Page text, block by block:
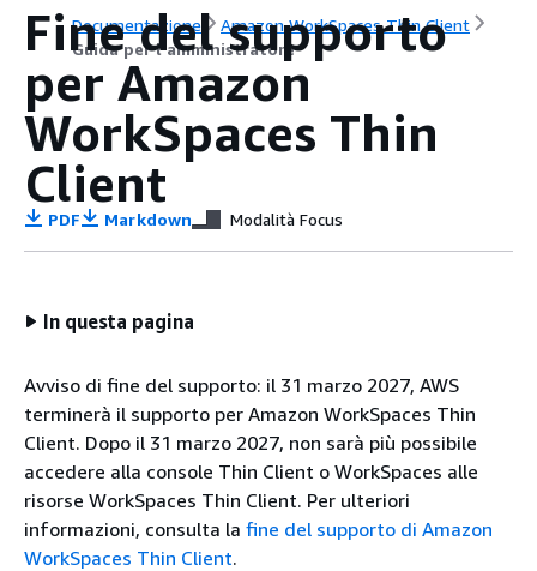
Documentazione
Amazon WorkSpaces Thin Client
Guida per l'amministratore
Fine del supporto
per Amazon
WorkSpaces Thin
Client
PDF Markdown Modalità Focus
In questa pagina
Avviso di fine del supporto: il 31 marzo 2027, AWS
terminerà il supporto per Amazon WorkSpaces Thin
Client. Dopo il 31 marzo 2027, non sarà più possibile
accedere alla console Thin Client o WorkSpaces alle
risorse WorkSpaces Thin Client. Per ulteriori
informazioni, consulta la fine del supporto di Amazon
WorkSpaces Thin Client.